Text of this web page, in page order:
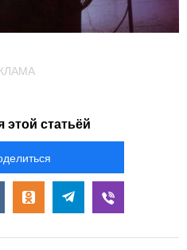
этой статьёй